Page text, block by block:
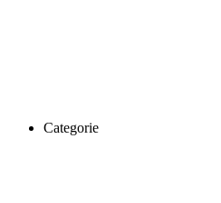
Categorie